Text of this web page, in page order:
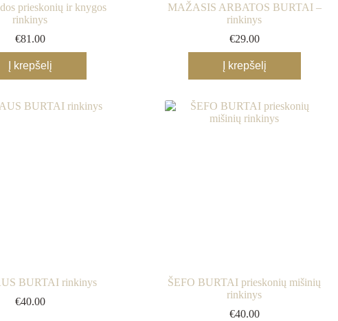
prieskonių ir knygos
rinkinys
€81.00
Į krepšelį
MAŽASIS ARBATOS BURTAI –
rinkinys
€29.00
Į krepšelį
BURTAI rinkinys
€40.00
ŠEFO BURTAI prieskonių mišinių
rinkinys
€40.00